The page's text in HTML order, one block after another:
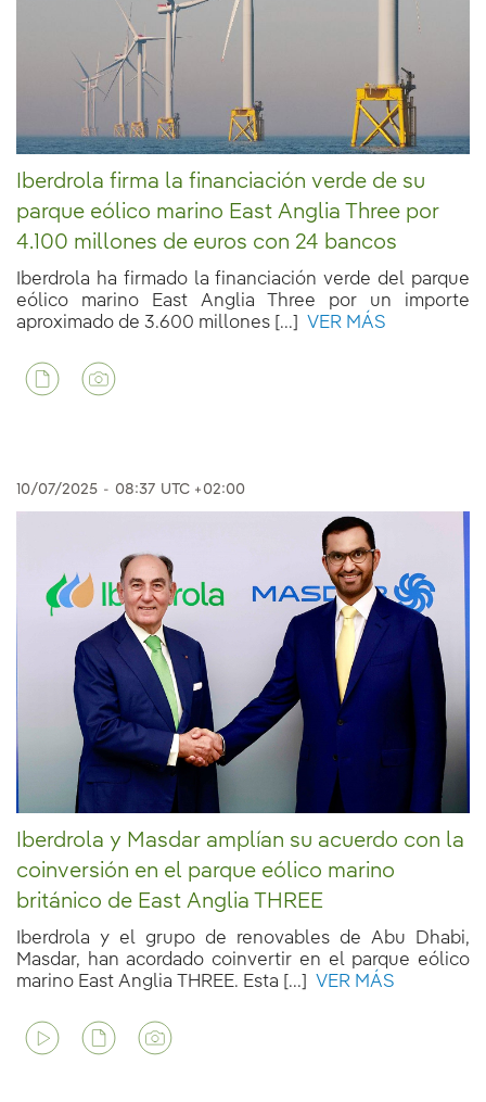
Iberdrola firma la financiación verde de su
parque eólico marino East Anglia Three por
4.100 millones de euros con 24 bancos
Iberdrola ha firmado la financiación verde del parque
eólico marino East Anglia Three por un importe
aproximado de 3.600 millones [...]
VER MÁS
10/07/2025 - 08:37 UTC +02:00
Iberdrola y Masdar amplían su acuerdo con la
coinversión en el parque eólico marino
británico de East Anglia THREE
Iberdrola y el grupo de renovables de Abu Dhabi,
Masdar, han acordado coinvertir en el parque eólico
marino East Anglia THREE. Esta [...]
VER MÁS